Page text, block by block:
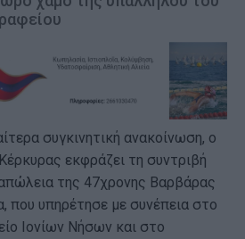
συγκινητική ανακοίνωση, ο
εκφράζει τη συντριβή
απώλεια της 47χρονης Βαρβάρας
που υπηρέτησε με συνέπεια στο
Ιονίων Νήσων και στο